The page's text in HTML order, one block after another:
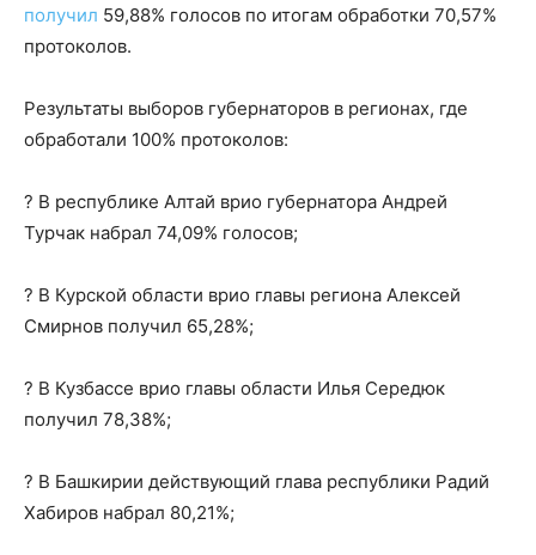
получил 59,88% голосов по итогам обработки 70,57%
протоколов.
Результаты выборов губернаторов в регионах, где
обработали 100% протоколов:
? В республике Алтай врио губернатора Андрей
Турчак набрал 74,09% голосов;
? В Курской области врио главы региона Алексей
Смирнов получил 65,28%;
? В Кузбассе врио главы области Илья Середюк
получил 78,38%;
? В Башкирии действующий глава республики Радий
Хабиров набрал 80,21%;